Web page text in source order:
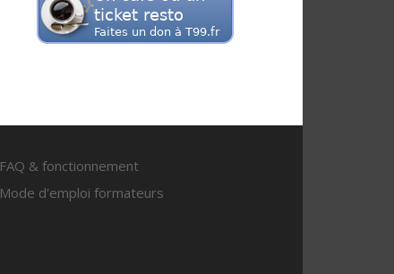
FAQ & fonctionnement
Mode d'emploi formateurs